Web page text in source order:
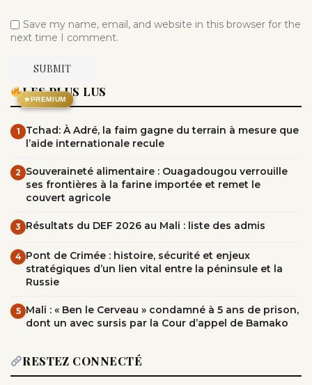
Save my name, email, and website in this browser for the
next time I comment.
★PREMIUM
LES PLUS LUS
1
Tchad: À Adré, la faim gagne du terrain à mesure que
l’aide internationale recule
2 Souveraineté alimentaire : Ouagadougou verrouille
ses frontières à la farine importée et remet le
couvert agricole
3 Résultats du DEF 2026 au Mali : liste des admis
4 Pont de Crimée : histoire, sécurité et enjeux
stratégiques d’un lien vital entre la péninsule et la
Russie
5 Mali : « Ben le Cerveau » condamné à 5 ans de prison,
dont un avec sursis par la Cour d’appel de Bamako
RESTEZ CONNECTÉ